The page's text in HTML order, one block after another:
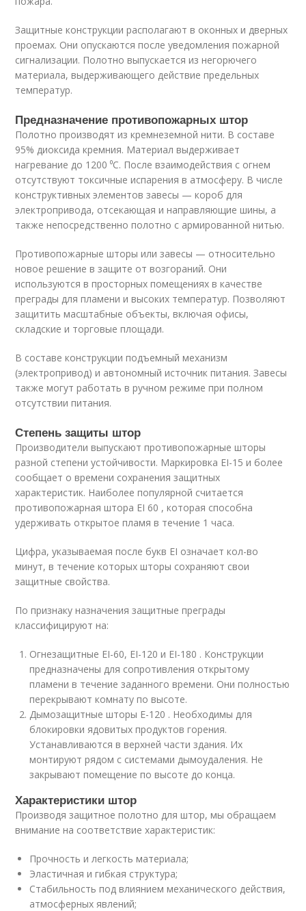
Защитные конструкции располагают в оконных и дверных
проемах. Они опускаются после уведомления пожарной
сигнализации. Полотно выпускается из негорючего
материала, выдерживающего действие предельных
температур.
Предназначение противопожарных штор
Полотно производят из кремнеземной нити. В составе
95% диоксида кремния. Материал выдерживает
нагревание до 1200 ⁰С. После взаимодействия с огнем
отсутствуют токсичные испарения в атмосферу. В числе
конструктивных элементов завесы — короб для
электропривода, отсекающая и направляющие шины, а
также непосредственно полотно с армированной нитью.
Противопожарные шторы или завесы — относительно
новое решение в защите от возгораний. Они
используются в просторных помещениях в качестве
преграды для пламени и высоких температур. Позволяют
защитить масштабные объекты, включая офисы,
складские и торговые площади.
В составе конструкции подъемный механизм
(электропривод) и автономный источник питания. Завесы
также могут работать в ручном режиме при полном
отсутствии питания.
Степень защиты штор
Производители выпускают противопожарные шторы
разной степени устойчивости. Маркировка EI-15 и более
сообщает о времени сохранения защитных
характеристик. Наиболее популярной считается
противопожарная штора EI 60 , которая способна
удерживать открытое пламя в течение 1 часа.
Цифра, указываемая после букв EI означает кол-во
минут, в течение которых шторы сохраняют свои
защитные свойства.
По признаку назначения защитные преграды
классифицируют на:
Огнезащитные EI-60, EI-120 и EI-180 . Конструкции
предназначены для сопротивления открытому
пламени в течение заданного времени. Они полностью
перекрывают комнату по высоте.
Дымозащитные шторы E-120 . Необходимы для
блокировки ядовитых продуктов горения.
Устанавливаются в верхней части здания. Их
монтируют рядом с системами дымоудаления. Не
закрывают помещение по высоте до конца.
Характеристики штор
Производя защитное полотно для штор, мы обращаем
внимание на соответствие характеристик:
Прочность и легкость материала;
Эластичная и гибкая структура;
Стабильность под влиянием механического действия,
атмосферных явлений;